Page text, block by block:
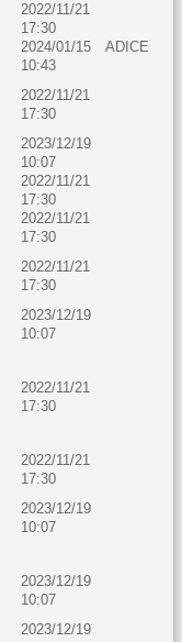
2022/11/21
17:30
2024/01/15
10:43
ADICE
2022/11/21
17:30
2023/12/19
10:07
2022/11/21
17:30
2022/11/21
17:30
2022/11/21
17:30
2023/12/19
10:07
2022/11/21
17:30
2022/11/21
17:30
2023/12/19
10:07
2023/12/19
10:07
2023/12/19